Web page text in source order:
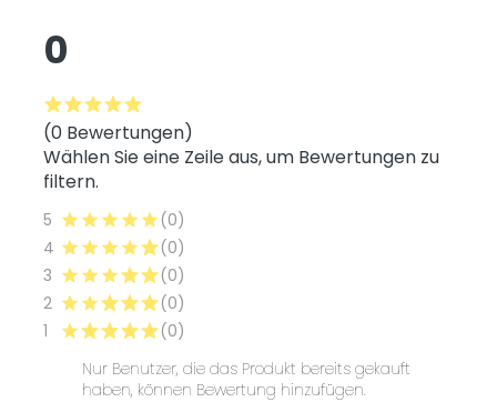
0
(0 Bewertungen)
Wählen Sie eine Zeile aus, um Bewertungen zu
filtern.
5
(0)
4
(0)
3
(0)
2
(0)
1
(0)
Nur Benutzer, die das Produkt bereits gekauft
haben, können Bewertung hinzufügen.